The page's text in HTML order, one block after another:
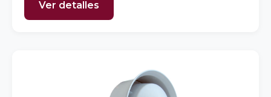
Ver detalles